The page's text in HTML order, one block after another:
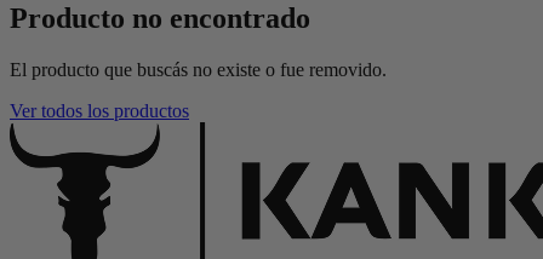
Producto no encontrado
El producto que buscás no existe o fue removido.
Ver todos los productos